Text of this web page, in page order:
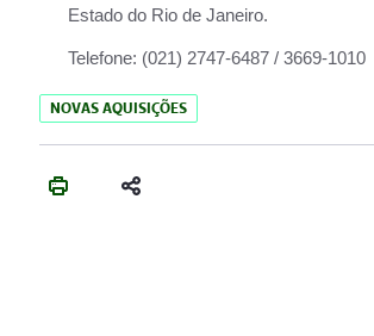
Estado do Rio de Janeiro.
Telefone: (021) 2747-6487 / 3669-1010
NOVAS AQUISIÇÕES